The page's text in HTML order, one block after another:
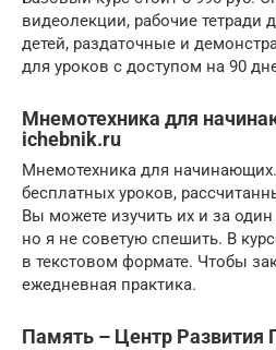
видеолекции, рабочие тетради
детей, раздаточные и
для уроков с доступом на 90
Мнемотехника для
ichebnik.ru
Мнемотехника для
бесплатных уроков,
Вы можете изучить их и за один
но я не советую спешить. В
в текстовом формате. Чтобы
ежедневная практика.
Память – Центр Развития